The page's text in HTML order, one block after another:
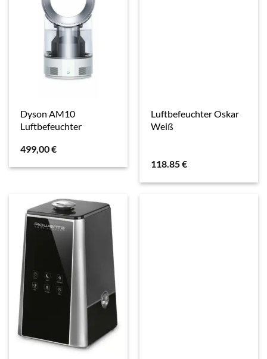
Dyson AM10
Luftbefeuchter
499,00€
Luftbefeuchter Oskar
Weiß
118.85€